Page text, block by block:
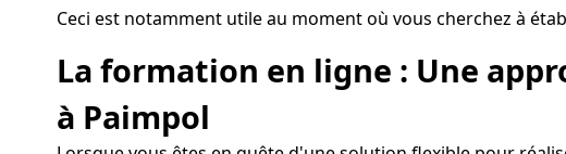
Ceci est notamment utile au moment où vous cherchez à
La formation en ligne : Une
à Paimpol